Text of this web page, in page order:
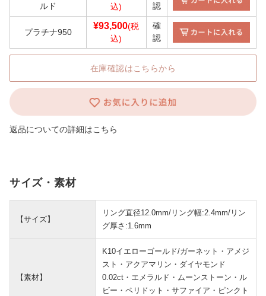
ルド
込)
認
プラチナ950
¥93,500(税
込)
確
認
在庫確認はこちらから
返品についての詳細はこちら
サイズ・素材
【サイズ】
リング直径12.0mm/リング幅:2.4mm/リン
グ厚さ:1.6mm
【素材】
K10イエローゴールド/ガーネット・アメジ
スト・アクアマリン・ダイヤモンド
0.02ct・エメラルド・ムーンストーン・ル
ビー・ペリドット・サファイア・ピンクト